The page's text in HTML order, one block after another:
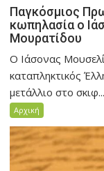
Παγκόσμιος
κωπηλασία ο
Μουρατίδου
Ο Ιάσονας
καταπληκτικός
μετάλλιο στο σκιφ...
Αρχική